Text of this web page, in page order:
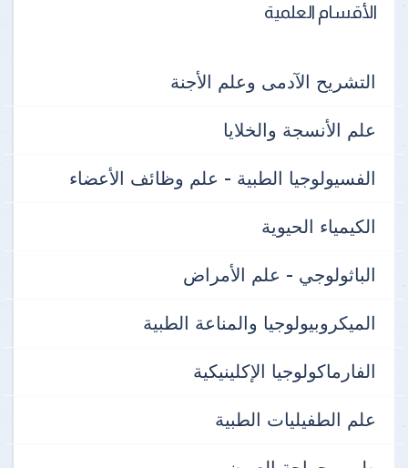
الأقسام العلمية
التشريح الآدمى وعلم الأجنة
علم الأنسجة والخلايا
الفسيولوجيا الطبية - علم وظائف الأعضاء
الكيمياء الحيوية
الباثولوجي - علم الأمراض
الميكروبيولوجيا والمناعة الطبية
الفارماكولوجيا الإكلينيكية
علم الطفيليات الطبية